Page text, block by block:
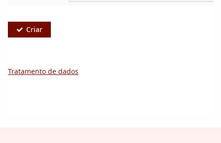
 Criar
Tratamento de dados